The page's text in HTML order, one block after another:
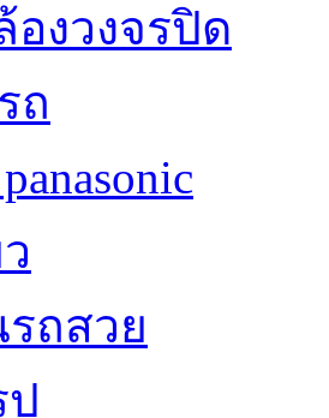
องวงจรปิด
ถ
ถสวย
ป